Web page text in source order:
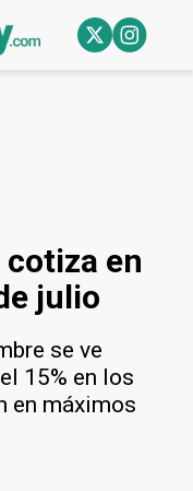
en
julio
se ve
15% en los
en máximos